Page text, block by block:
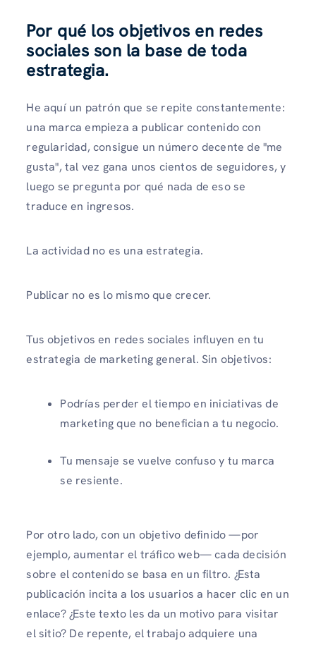
Por qué los objetivos en redes
sociales son la base de toda
estrategia.
He aquí un patrón que se repite constantemente:
una marca empieza a publicar contenido con
regularidad, consigue un número decente de "me
gusta", tal vez gana unos cientos de seguidores, y
luego se pregunta por qué nada de eso se
traduce en ingresos.
La actividad no es una estrategia.
Publicar no es lo mismo que crecer.
Tus objetivos en redes sociales influyen en tu
estrategia de marketing general. Sin objetivos:
Podrías perder el tiempo en iniciativas de
marketing que no benefician a tu negocio.
Tu mensaje se vuelve confuso y tu marca
se resiente.
Por otro lado, con un objetivo definido —por
ejemplo, aumentar el tráfico web— cada decisión
sobre el contenido se basa en un filtro. ¿Esta
publicación incita a los usuarios a hacer clic en un
enlace? ¿Este texto les da un motivo para visitar
el sitio? De repente, el trabajo adquiere una